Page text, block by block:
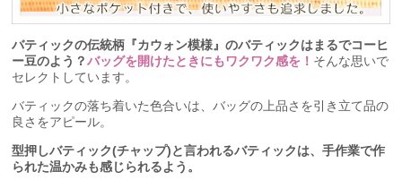
バティックの伝統柄『カウォン模様』のバティックはまるでコーヒ
ー豆のよう？バッグを開けたときにもワクワク感を！ そんな思いで
セレクトしています。
バティックの落ち着いた色合いは、バッグの上品さを引き立て品の
良さをアピール。
型押しバティック(チャップ)と言われるバティックは、手作業で作
られた温かみも感じられるよう。